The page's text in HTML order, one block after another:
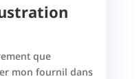
que
mon fournil dans